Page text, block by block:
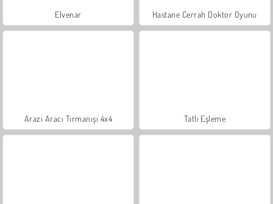
Elvenar Hastane Cerrah Doktor Oyunu
Arazi Aracı Tırmanışı 4x4 Tatlı Eşleme